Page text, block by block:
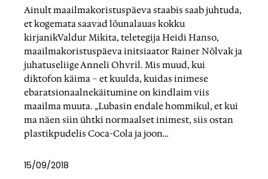
Ainult maailmakoristuspäeva staabis saab juhtuda,
et kogemata saavad lõunalauas kokku
kirjanikValdur Mikita, teletegija Heidi Hanso,
maailmakoristuspäeva initsiaator Rainer Nõlvak ja
juhatuseliige Anneli Ohvril. Mis muud, kui
diktofon käima – et kuulda, kuidas inimese
ebaratsionaalnekäitumine on kindlaim viis
maailma muuta. „Lubasin endale hommikul, et kui
ma näen siin ühtki normaalset inimest, siis ostan
plastikpudelis Coca-Cola ja joon…
15/09/2018